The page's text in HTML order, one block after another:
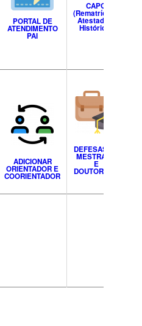
PORTAL DE
ATENDIMENTO
PAI
CAPG
(Rematrícula,
Atestados,
Histórico)
ADICIONAR
ORIENTADOR E
COORIENTADOR
DEFESAS DE
MESTRADO
E
DOUTORADO